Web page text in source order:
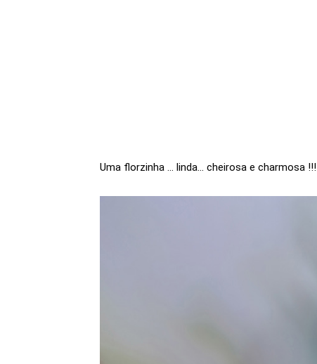
Uma florzinha ... linda... cheirosa e charmosa !!!